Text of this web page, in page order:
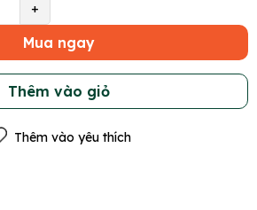
+
Mua ngay
Thêm vào giỏ
Thêm vào yêu thích